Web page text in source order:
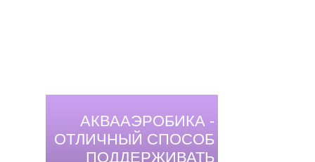
АКВААЭРОБИКА -
ОТЛИЧНЫЙ СПОСОБ
ПОДДЕРЖИВАТЬ